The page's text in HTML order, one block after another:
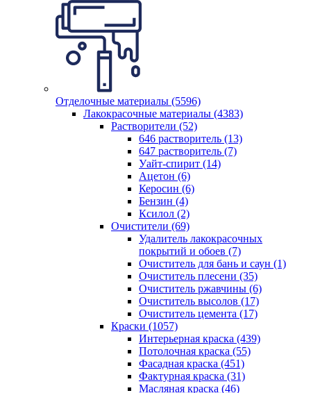
Отделочные материалы (5596)
Лакокрасочные материалы (4383)
Растворители (52)
646 растворитель (13)
647 растворитель (7)
Уайт-спирит (14)
Ацетон (6)
Керосин (6)
Бензин (4)
Ксилол (2)
Очистители (69)
Удалитель лакокрасочных
покрытий и обоев (7)
Очиститель для бань и саун (1)
Очиститель плесени (35)
Очиститель ржавчины (6)
Очиститель высолов (17)
Очиститель цемента (17)
Краски (1057)
Интерьерная краска (439)
Потолочная краска (55)
Фасадная краска (451)
Фактурная краска (31)
Масляная краска (46)